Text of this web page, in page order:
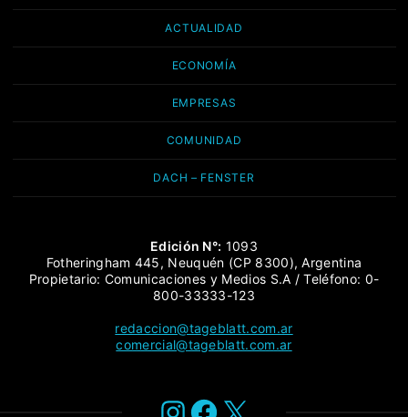
ACTUALIDAD
ECONOMÍA
EMPRESAS
COMUNIDAD
DACH – FENSTER
Edición N°: 1093
Fotheringham 445, Neuquén (CP 8300), Argentina
Propietario: Comunicaciones y Medios S.A / Teléfono: 0-
800-33333-123
redaccion@tageblatt.com.ar
comercial@tageblatt.com.ar